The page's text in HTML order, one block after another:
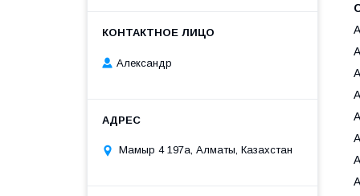
Александр
Мамыр 4 197а, Алматы, Казахстан